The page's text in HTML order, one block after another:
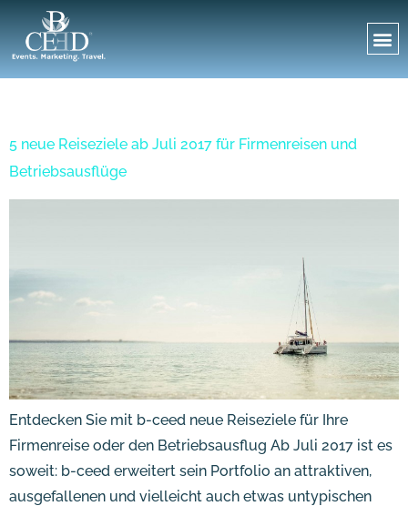
5 neue Reiseziele ab Juli 2017 für Firmenreisen und
Betriebsausflüge
Entdecken Sie mit b-ceed neue Reiseziele für Ihre
Firmenreise oder den Betriebsausflug Ab Juli 2017 ist es
soweit: b-ceed erweitert sein Portfolio an attraktiven,
ausgefallenen und vielleicht auch etwas untypischen